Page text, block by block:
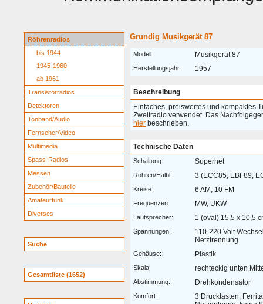
Röhrenradios
bis 1944
1945-1960
ab 1961
Transistorradios
Detektoren
Tonband/Audio
Fernseher/Video
Multimedia
Spass-Radios
Messen
Zubehör/Bauteile
Amateurfunk
Diverses
Suche
Gesamtliste (1652)
Grundig Musikgerät 87
Modell: Musikgerät 87
Herstellungsjahr: 1957
Beschreibung
Einfaches, preiswertes und kompaktes
Zweitradio verwendet. Das
hier beschrieben.
Technische Daten
Schaltung: Superhet
Röhren/Halbl.: 3 (ECC85, EBF89,
Kreise: 6 AM, 10 FM
Frequenzen: MW, UKW
Lautsprecher: 1 (oval) 15,5 x 10,5
Spannungen:
110-220 Volt
Netztrennung
Gehäuse: Plastik
Skala: rechteckig unten
Abstimmung: Drehkondensator
Komfort:
3 Drucktasten,